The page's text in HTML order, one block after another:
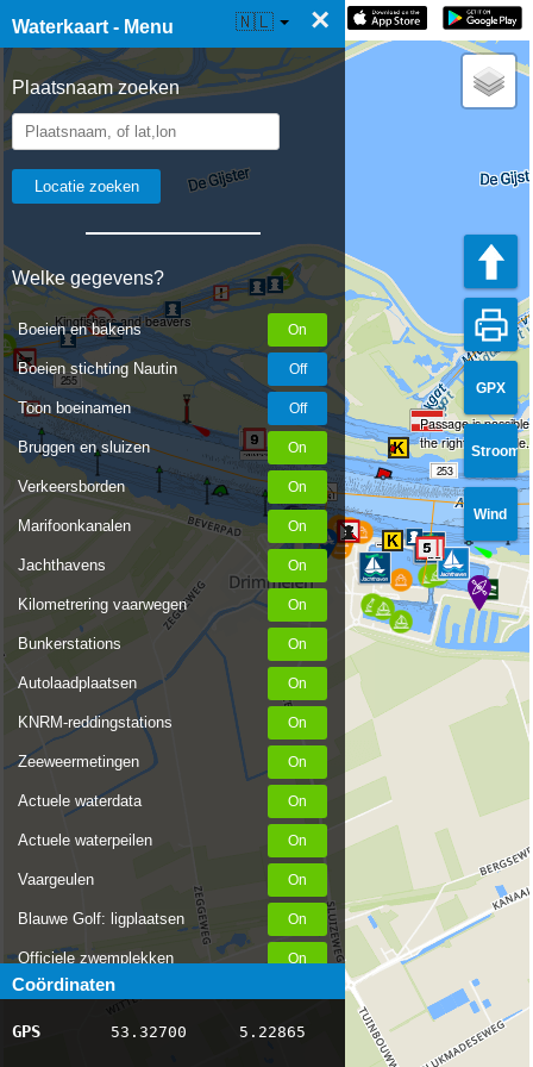
Waterkaart - Menu ×
Plaatsnaam zoeken
Welke gegevens?
Boeien en bakens
Boeien stichting Nautin
Toon boeinamen
Bruggen en sluizen
Verkeersborden
Marifoonkanalen
Jachthavens
Kilometrering vaarwegen
Bunkerstations
Autolaadplaatsen
KNRM-reddingstations
Zeeweermetingen
Actuele waterdata
Actuele waterpeilen
Vaargeulen
Blauwe Golf: ligplaatsen
Officiele zwemplekken
Stremmingen/hinder
AIS scheepsposities
Coördinaten
GPS 53.32700 5.22865
☰ Waterkaart Live 🇳🇱
GPX
Stroom
Wind
253
255
254
Kingfishers and beavers
Passage is
the right-hand side.